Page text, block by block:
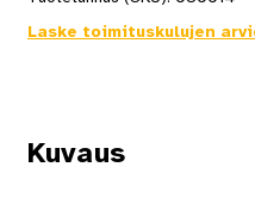
Laske toimituskulujen
Kuvaus